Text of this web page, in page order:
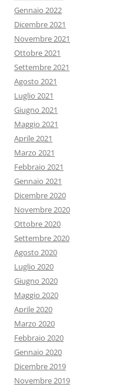
Gennaio 2022
Dicembre 2021
Novembre 2021
Ottobre 2021
Settembre 2021
Agosto 2021
Luglio 2021
Giugno 2021
Maggio 2021
Aprile 2021
Marzo 2021
Febbraio 2021
Gennaio 2021
Dicembre 2020
Novembre 2020
Ottobre 2020
Settembre 2020
Agosto 2020
Luglio 2020
Giugno 2020
Maggio 2020
Aprile 2020
Marzo 2020
Febbraio 2020
Gennaio 2020
Dicembre 2019
Novembre 2019